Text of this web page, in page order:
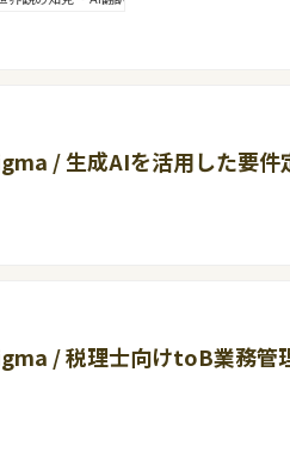
/ 生成AIを活用した要件
/ 税理士向けtoB業務管